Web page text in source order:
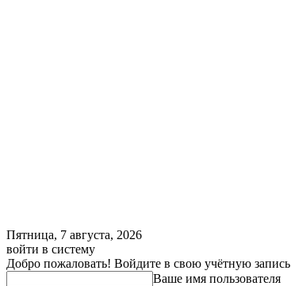
Пятница, 7 августа, 2026
войти в систему
Добро пожаловать! Войдите в свою учётную запись
Ваше имя пользователя